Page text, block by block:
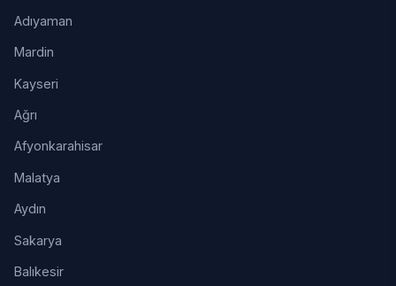
Adıyaman
Mardin
Kayseri
Ağrı
Afyonkarahisar
Malatya
Aydın
Sakarya
Balıkesir